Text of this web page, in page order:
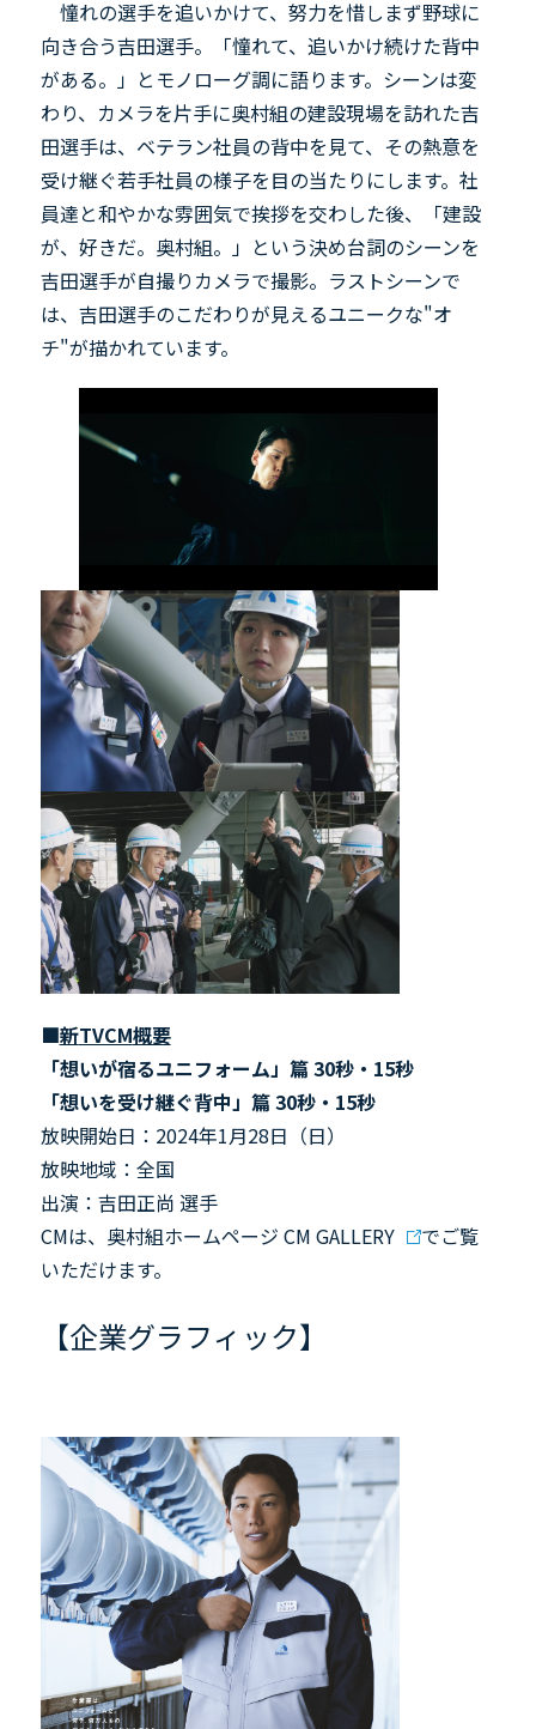
憧れの選手を追いかけて、努力を惜しまず野球に
向き合う吉田選手。「憧れて、追いかけ続けた背中
がある。」とモノローグ調に語ります。シーンは変
わり、カメラを片手に奥村組の建設現場を訪れた吉
田選手は、ベテラン社員の背中を見て、その熱意を
受け継ぐ若手社員の様子を目の当たりにします。社
員達と和やかな雰囲気で挨拶を交わした後、「建設
が、好きだ。奥村組。」という決め台詞のシーンを
吉田選手が自撮りカメラで撮影。ラストシーンで
は、吉田選手のこだわりが見えるユニークな"オ
チ"が描かれています。
■新TVCM概要
「想いが宿るユニフォーム」篇30秒・ 15秒
「想いを受け継ぐ背中」篇30秒・ 15秒
放映開始日：2024年1月28日（日）
放映地域：全国
出演：吉田正尚 選手
CMは、 奥村組ホームページ CM GALLERY
でご覧
いただけます。
【企業グラフィック】